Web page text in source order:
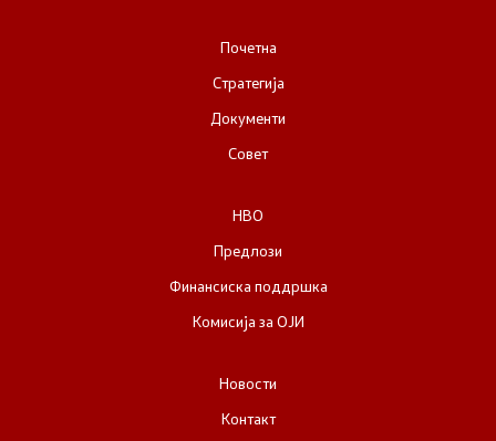
Почетна
Стратегија
Документи
Совет
НВО
Предлози
Финансиска поддршка
Комисија за ОЈИ
Новости
Контакт